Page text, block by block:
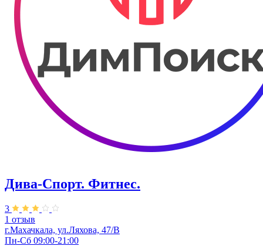
Дива-Спорт. Фитнес.
3
1 отзыв
г.Махачкала, ул.Ляхова, 47/В
Пн-Сб 09:00-21:00